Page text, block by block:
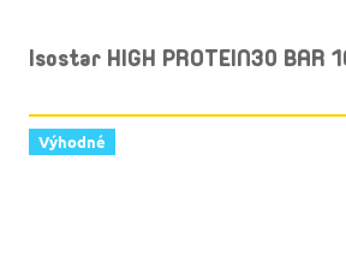
Isostar HIGH PROTEIN30 BAR
Výhodné